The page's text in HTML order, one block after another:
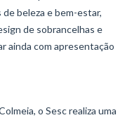
beleza e bem-estar,
de sobrancelhas e
ainda com apresentação
o Sesc realiza uma